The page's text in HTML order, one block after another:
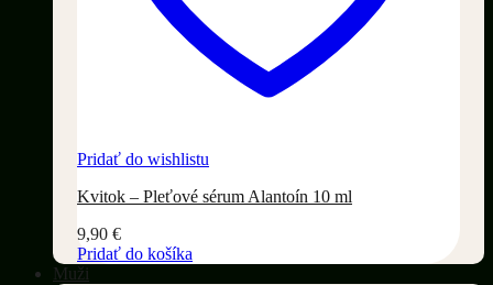
Pridať do wishlistu
Kvitok – Pleťové sérum Alantoín 10 ml
9,90 €
Pridať do košíka
Muži